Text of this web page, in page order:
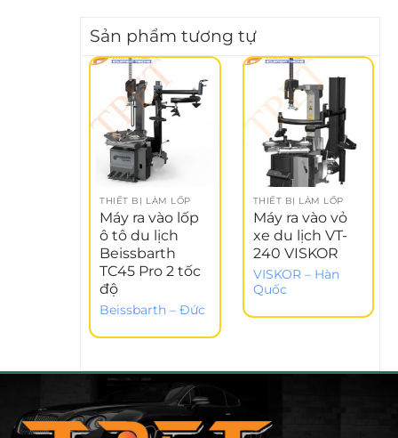
Sản phẩm tương tự
THIẾT BỊ LÀM LỐP
Máy ra vào lốp
ô tô du lịch
Beissbarth
TC45 Pro 2 tốc
độ
Beissbarth – Đức
THIẾT BỊ LÀM LỐP
Máy ra vào vỏ
xe du lịch VT-
240 VISKOR
VISKOR – Hàn
Quốc